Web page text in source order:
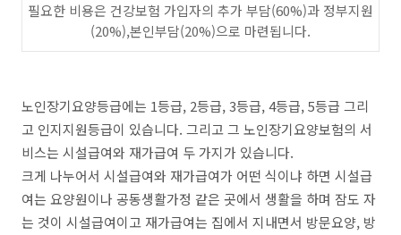
필요한 비용은 건강보험 가입자의 추가 부담(60%)과 정부지원
(20%),본인부담(20%)으로 마련됩니다.
노인장기요양등급에는 1등급, 2등급, 3등급, 4등급, 5등급 그리
고 인지지원등급이 있습니다. 그리고 그 노인장기요양보험의 서
비스는 시설급여와 재가급여 두 가지가 있습니다.
크게 나누어서 시설급여와 재가급여가 어떤 식이냐 하면 시설급
여는 요양원이나 공동생활가정 같은 곳에서 생활을 하며 잠도 자
는 것이 시설급여이고 재가급여는 집에서 지내면서 방문요양, 방